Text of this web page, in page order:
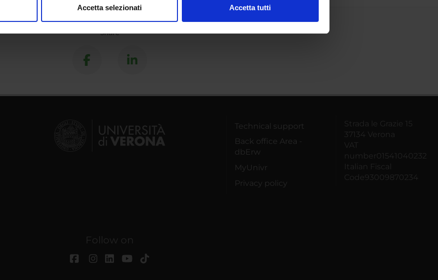
Accetta selezionati Accetta tutti
Share
Technical support
Back office Area -
dbErw
MyUnivr
Privacy policy
Strada le Grazie 15
37134 Verona
VAT
number01541040232
Italian Fiscal
Code93009870234
Follow on